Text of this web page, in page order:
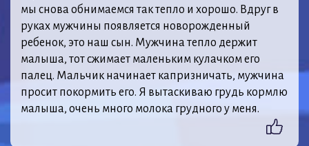
мы снова обнимаемся так тепло и хорошо. Вдруг в
руках мужчины появляется новорожденный
ребенок, это наш сын. Мужчина тепло держит
малыша, тот сжимает маленьким кулачком его
палец. Мальчик начинает капризничать, мужчина
просит покормить его. Я вытаскиваю грудь кормлю
малыша, очень много молока грудного у меня.